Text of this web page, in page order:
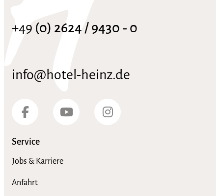
+49 (0) 2624 / 9430 ‑ 0
info@hotel-heinz.de
Service
Jobs & Karriere
Anfahrt